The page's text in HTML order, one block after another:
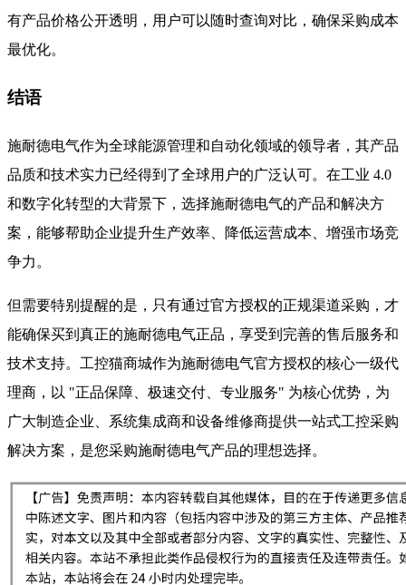
有产品价格公开透明，用户可以随时查询对比，确保采购成本
最优化。
结语
施耐德电气作为全球能源管理和自动化领域的领导者，其产品
品质和技术实力已经得到了全球用户的广泛认可。在工业 4.0
和数字化转型的大背景下，选择施耐德电气的产品和解决方
案，能够帮助企业提升生产效率、降低运营成本、增强市场竞
争力。
但需要特别提醒的是，只有通过官方授权的正规渠道采购，才
能确保买到真正的施耐德电气正品，享受到完善的售后服务和
技术支持。工控猫商城作为施耐德电气官方授权的核心一级代
理商，以 "正品保障、极速交付、专业服务" 为核心优势，为
广大制造企业、系统集成商和设备维修商提供一站式工控采购
解决方案，是您采购施耐德电气产品的理想选择。